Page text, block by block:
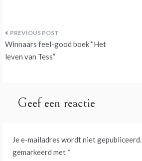
Bericht
navigatie
Winnaars feel-good boek “Het
leven van Tess”
Geef een reactie
Je e-mailadres wordt niet gepubliceerd.
gemarkeerd met *